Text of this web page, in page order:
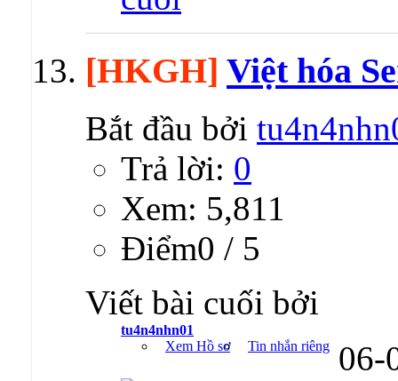
[HKGH] Việt hóa
Bắt đầu bởi
Trả lời: 0
Xem: 5,811
Ðiểm0 / 5
Viết bài cuối bởi
tu4n4nhn01
Xem Hồ sơ
Tin nhắn riêng 06-